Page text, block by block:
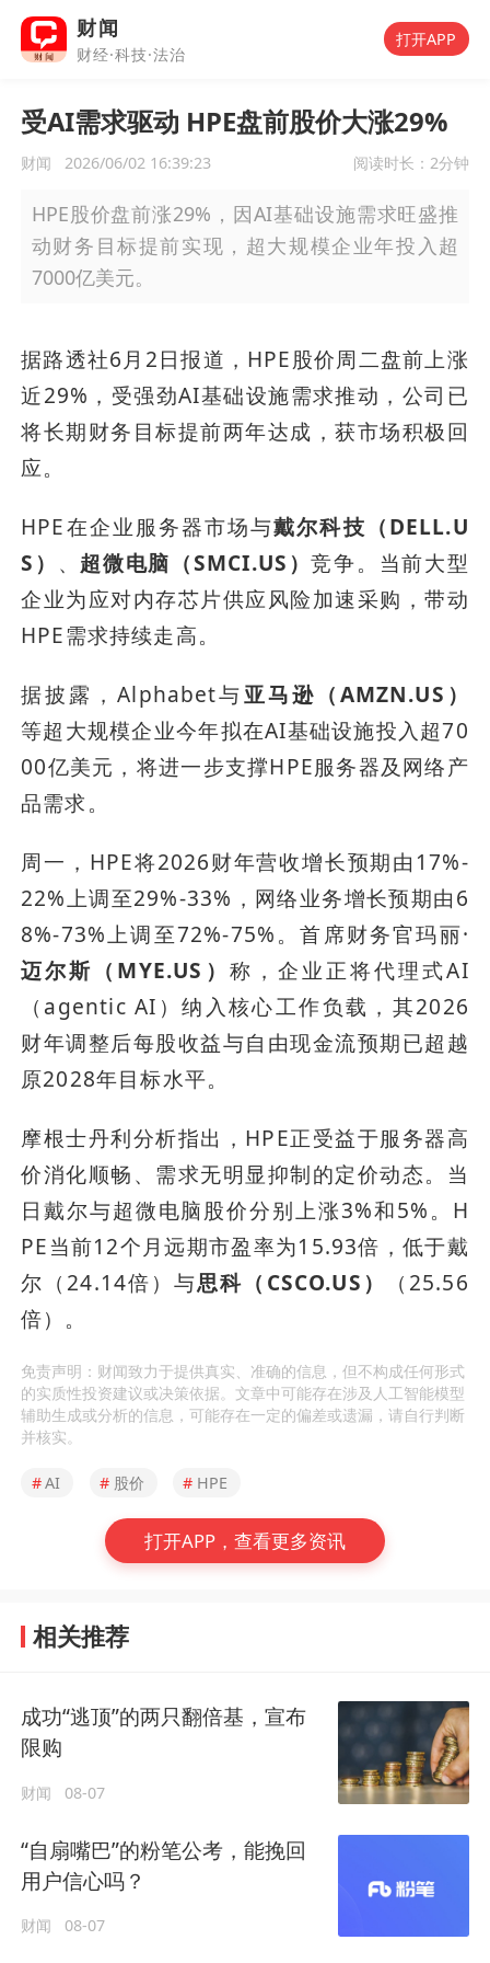
财闻
财经·科技·法治
打开APP
受AI需求驱动 HPE盘前股价大涨29%
财闻 2026/06/02 16:39:23 阅读时长： 2分钟
HPE股价盘前涨29%，因AI基础设施需求旺盛推
动财务目标提前实现，超大规模企业年投入超
7000亿美元。
据路透社6月2日报道，HPE股价周二盘前上涨
近29%，受强劲AI基础设施需求推动，公司已
将长期财务目标提前两年达成，获市场积极回
应。
HPE在企业服务器市场与戴尔科技（DELL.U
S） 、 超微电脑（SMCI.US）竞争。当前大型
企业为应对内存芯片供应风险加速采购，带动
HPE需求持续走高。
据披露，Alphabet与亚马逊（AMZN.US）
等超大规模企业今年拟在AI基础设施投入超70
00亿美元，将进一步支撑HPE服务器及网络产
品需求。
周一，HPE将2026财年营收增长预期由17%-
22%上调至29%-33%，网络业务增长预期由6
8%-73%上调至72%-75%。首席财务官玛丽·
迈尔斯（MYE.US） 称，企业正将代理式AI
（agentic AI）纳入核心工作负载，其2026
财年调整后每股收益与自由现金流预期已超越
原2028年目标水平。
摩根士丹利分析指出，HPE正受益于服务器高
价消化顺畅、需求无明显抑制的定价动态。当
日戴尔与超微电脑股价分别上涨3%和5%。H
PE当前12个月远期市盈率为15.93倍，低于戴
尔（24.14倍）与思科（CSCO.US）
（25.56
倍）。
免责声明：财闻致力于提供真实、准确的信息，但不构成任何形式
的实质性投资建议或决策依据。文章中可能存在涉及人工智能模型
辅助生成或分析的信息，可能存在一定的偏差或遗漏，请自行判断
并核实。
#AI # 股价 # HPE
打开APP，查看更多资讯
相关推荐
成功“逃顶”的两只翻倍基，宣布
限购
财闻 08-07
“自扇嘴巴”的粉笔公考，能挽回
用户信心吗？
财闻 08-07